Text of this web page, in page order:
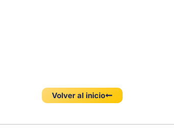
Volver al inicio